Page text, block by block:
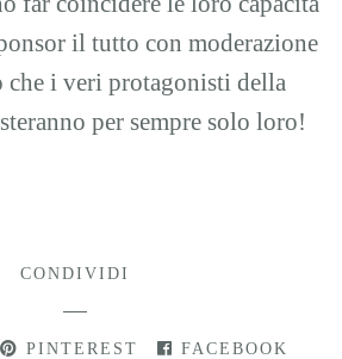
il tutto con moderazione
che i veri protagonisti della
per sempre solo loro!
CONDIVIDI
PINTEREST FACEBOOK